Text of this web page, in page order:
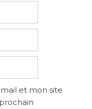
et mon site